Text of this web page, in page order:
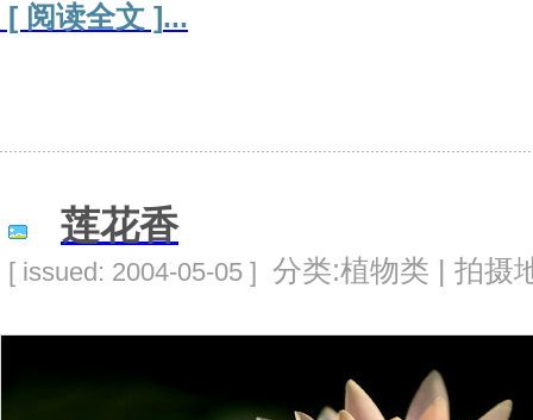
[ 阅读全文 ]...
莲花香
[ issued: 2004-05-05 ] 分类:植物类 | 拍摄